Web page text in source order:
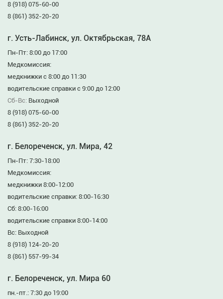
8 (918) 075-60-00
8 (861) 352-20-20
г. Усть-Лабинск, ул. Октябрьская, 78А
Пн-Пт: 8:00 до 17:00
Медкомиссия:
медкнижки с 8:00 до 11:30
водительские справки с 9:00 до 12:00
Сб-Вс: Выходной
8 (918) 075-60-00
8 (861) 352-20-20
г. Белореченск, ул. Мира, 42
Пн-Пт: 7:30-18:00
Медкомиссия:
медкнижки 8:00-12:00
водительские справки: 8:00-16:30
Сб: 8:00-16:00
водительские справки 8:00-14:00
Вс: Выходной
8 (918) 124-20-20
8 (861) 557-99-34
г. Белореченск, ул. Мира 60
пн.-пт.: 7:30 до 19:00